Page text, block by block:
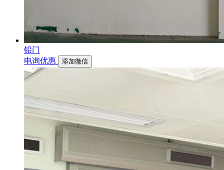
铅门
电询优惠
添加微信